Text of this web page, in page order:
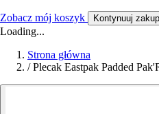
Zobacz mój koszyk Kontynuuj
Loading...
Strona główna
/ Plecak Eastpak Padded